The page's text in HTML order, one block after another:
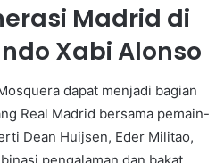
Madrid di
Xabi Alonso
dapat menjadi bagian
Real Madrid bersama pemain-
Dean Huijsen, Eder Militao,